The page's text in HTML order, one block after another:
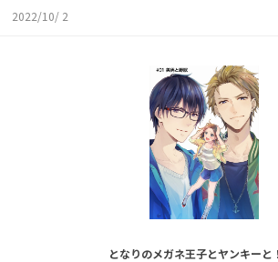
2022/10/ 2
となりのメガネ王子とヤンキー